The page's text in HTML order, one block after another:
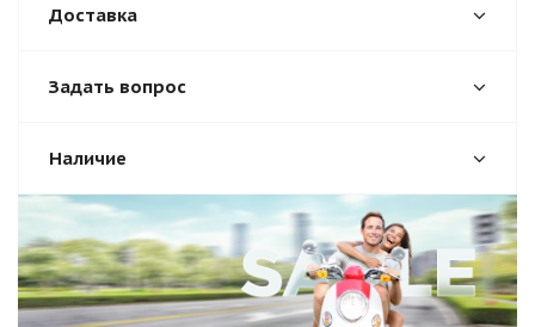
Доставка
Задать вопрос
Наличие